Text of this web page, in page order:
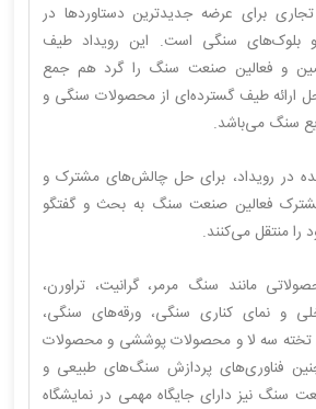
برای عرضه جدیدترین دستاوردها در
سنگی است. این رویداد طیف
و فعالین صنعت سنگ را گرد هم جمع
ارائه طیف گسترده‌ای از محصولات سنگی و
سنگ می‌باشد.
در رویداد، برای حل چالش‌های مشترک و
فعالین صنعت سنگ به بحث و گفتگو
را منتقل می‌کنند.
مانند سنگ مرمر، گرانیت، تراورن،
و نمای کناری سنگی، ورقه‌های سنگی،
تخته سه لا و محصولات پوششی و محصولات
فناوری‌های پردازش سنگ‌های طبیعی و
سنگ نیز دارای جایگاه مهمی در نمایشگاه